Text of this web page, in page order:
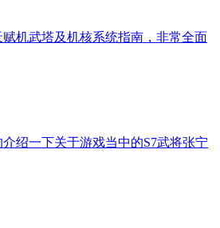
机武塔及机核系统指南，非常全面
绍一下关于游戏当中的S7武将张宁